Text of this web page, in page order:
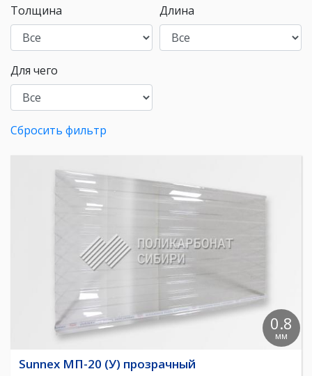
Толщина Длина
Для чего
Сбросить фильтр
0.8
мм
Sunnex МП-20 (У) прозрачный